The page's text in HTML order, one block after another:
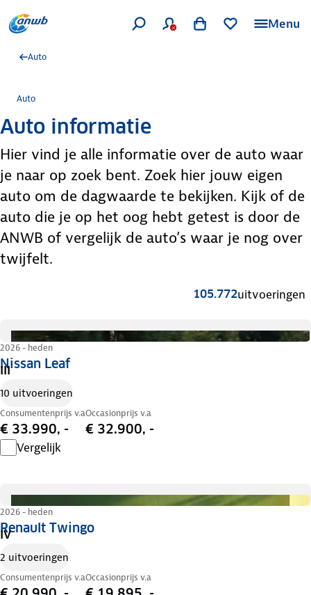
Menu
Auto
Auto
Auto informatie
Hier vind je alle informatie over de auto waar
je naar op zoek bent. Zoek hier jouw eigen
auto om de dagwaarde te bekijken. Kijk of de
auto die je op het oog hebt getest is door de
ANWB of vergelijk de auto’s waar je nog over
twijfelt.
105.772uitvoeringen
Nissan Leaf
2026 - heden
III
10 uitvoeringen
Consumentenprijs v.a
€ 33.990, -
Occasionprijs v.a
€ 32.900, -
Vergelijk
Renault Twingo
2026 - heden
IV
2 uitvoeringen
Consumentenprijs v.aOccasionprijs v.a